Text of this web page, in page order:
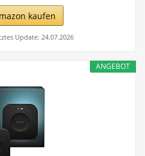
kaufen
Update: 24.07.2026
ANGEBOT